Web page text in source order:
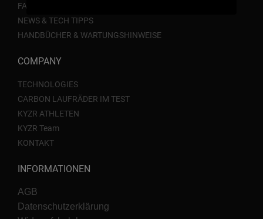
FAQ
NEWS & TECH TIPPS
HANDBÜCHER & WARTUNGSHINWEISE
COMPANY
TECHNOLOGIES
CARBON LAUFRÄDER IM TEST
KYZR ATHLETEN
KYZR Team
KONTAKT
INFORMATIONEN
AGB
Datenschutzerklärung